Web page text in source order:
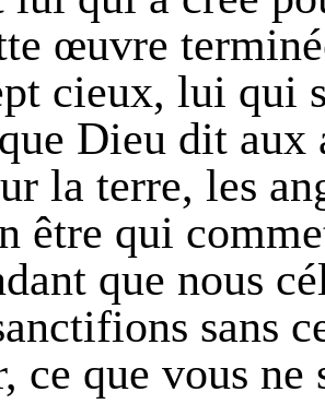
œuvre
cieux, lui qui
Dieu dit aux
la terre, les
être qui
que nous
sans
ce que vous ne